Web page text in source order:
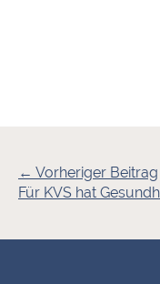
← Vorheriger Beitrag
Für KVS hat